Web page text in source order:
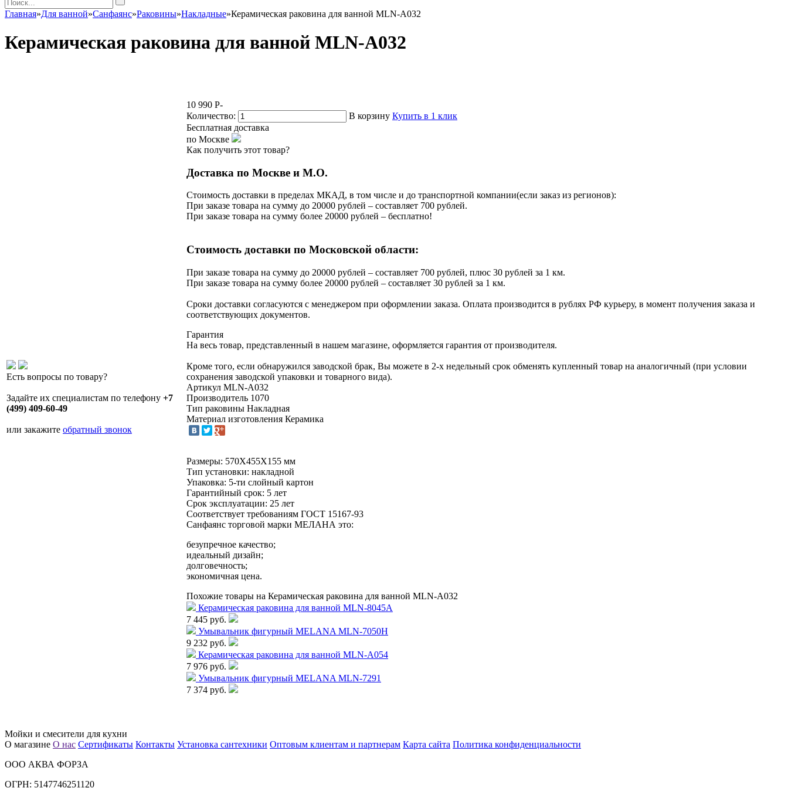
Главная»Для ванной»Санфаянс»Раковины»Накладные»Керамическая раковина для ванной MLN-A032
Керамическая раковина для ванной MLN-A032
Есть вопросы по товару?
Задайте их специалистам по телефону +7
(499) 409-60-49
или закажите обратный звонок
10 990 P-
Количество:
В корзину Купить в 1 клик
Бесплатная доставка
по Москве
Как получить этот товар?
Доставка по Москве и М.О.
Стоимость доставки в пределах МКАД, в том числе и до транспортной компании(если заказ из регионов):
При заказе товара на сумму до 20000 рублей – составляет 700 рублей.
При заказе товара на сумму более 20000 рублей – бесплатно!
Стоимость доставки по Московской области:
При заказе товара на сумму до 20000 рублей – составляет 700 рублей, плюс 30 рублей за 1 км.
При заказе товара на сумму более 20000 рублей – составляет 30 рублей за 1 км.
Сроки доставки согласуются с менеджером при оформлении заказа. Оплата производится в рублях РФ курьеру, в момент получения заказа и
соответствующих документов.
Гарантия
На весь товар, представленный в нашем магазине, оформляется гарантия от производителя.
Кроме того, если обнаружился заводской брак, Вы можете в 2-х недельный срок обменять купленный товар на аналогичный (при условии
сохранения заводской упаковки и товарного вида).
Артикул MLN-A032
Производитель 1070
Тип раковины Накладная
Материал изготовления Керамика
Размеры: 570Х455Х155 мм
Тип установки: накладной
Упаковка: 5-ти слойный картон
Гарантийный срок: 5 лет
Срок эксплуатации: 25 лет
Соответствует требованиям ГОСТ 15167-93
Санфаянс торговой марки МЕЛАНА это:
безупречное качество;
идеальный дизайн;
долговечность;
экономичная цена.
Похожие товары на Керамическая раковина для ванной MLN-A032
Керамическая раковина для ванной MLN-8045A
7 445 руб.
Умывальник фигурный MELANA MLN-7050H
9 232 руб.
Керамическая раковина для ванной MLN-A054
7 976 руб.
Умывальник фигурный MELANA MLN-7291
7 374 руб.
Мойки и смесители для кухни
О магазине О нас Сертификаты Контакты Установка сантехники Оптовым клиентам и партнерам Карта сайта Политика конфиденциальности
ООО АКВА ФОРЗА
ОГРН: 5147746251120